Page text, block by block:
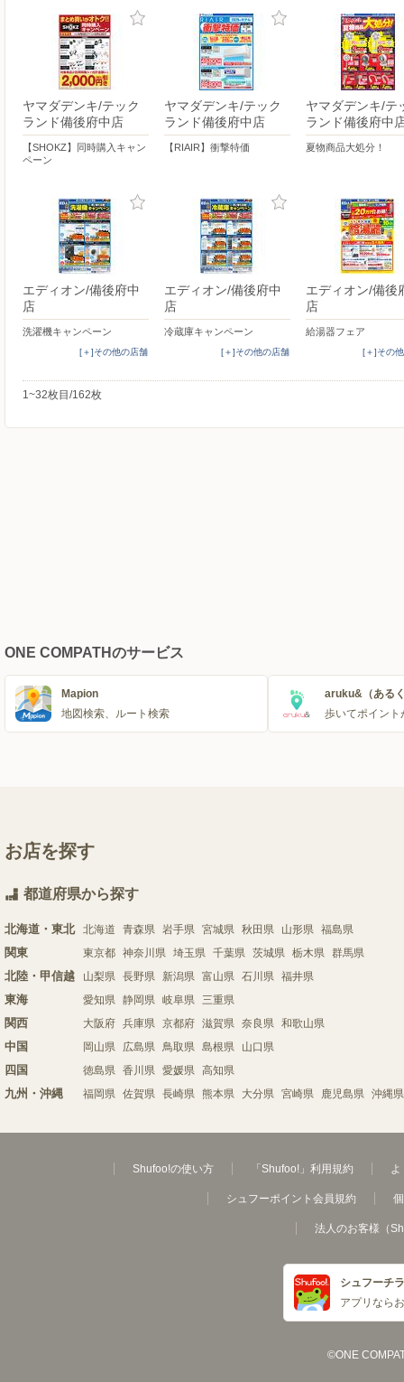
ヤマダデンキ/テック
ランド備後府中店
【SHOKZ】同時購入キャン
ペーン
ヤマダデンキ/テック
ランド備後府中店
【RIAIR】衝撃特価
ヤマダデンキ/テ
ランド備後府中
夏物商品大処分！
エディオン/備後府中
店
洗濯機キャンペーン
[＋]その他の店舗
エディオン/備後府中
店
冷蔵庫キャンペーン
[＋]その他の店舗
エディオン/備後
店
給湯器フェア
[＋]その
1~32枚目/162枚
ONE COMPATHのサービス
Mapion
地図検索、ルート検索
aruku&（ある
歩いてポイント
お店を探す
都道府県から探す
北海道・東北 北海道 青森県 岩手県 宮城県 秋田県 山形県 福島県
関東 東京都 神奈川県 埼玉県 千葉県 茨城県 栃木県 群馬県
北陸・甲信越 山梨県 長野県 新潟県 富山県 石川県 福井県
東海 愛知県 静岡県 岐阜県 三重県
関西 大阪府 兵庫県 京都府 滋賀県 奈良県 和歌山県
中国 岡山県 広島県 鳥取県 島根県 山口県
四国 徳島県 香川県 愛媛県 高知県
九州・沖縄 福岡県 佐賀県 長崎県 熊本県 大分県 宮崎県 鹿児島県 沖縄県
Shufoo!の使い方 「Shufoo!」利用規約 よ
シュフーポイント会員規約
法人のお客様（
シュフーチ
アプリなら
©ONE